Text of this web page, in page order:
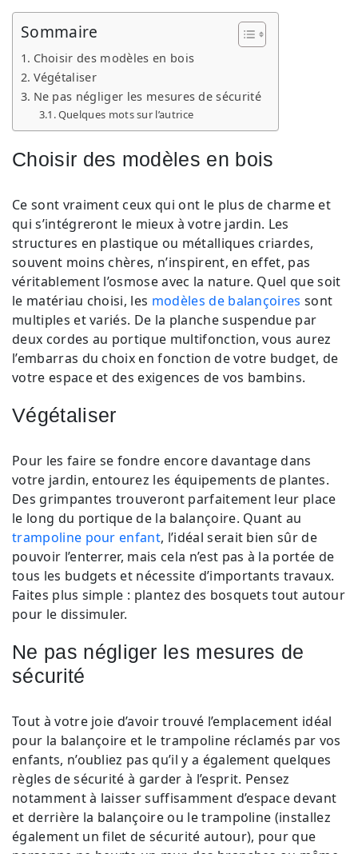
Sommaire
Choisir des modèles en bois
Végétaliser
Ne pas négliger les mesures de sécurité
Quelques mots sur l’autrice
Choisir des modèles en bois
Ce sont vraiment ceux qui ont le plus de charme et
qui s’intégreront le mieux à votre jardin. Les
structures en plastique ou métalliques criardes,
souvent moins chères, n’inspirent, en effet, pas
véritablement l’osmose avec la nature. Quel que soit
le matériau choisi, les modèles de balançoires sont
multiples et variés. De la planche suspendue par
deux cordes au portique multifonction, vous aurez
l’embarras du choix en fonction de votre budget, de
votre espace et des exigences de vos bambins.
Végétaliser
Pour les faire se fondre encore davantage dans
votre jardin, entourez les équipements de plantes.
Des grimpantes trouveront parfaitement leur place
le long du portique de la balançoire. Quant au
trampoline pour enfant, l’idéal serait bien sûr de
pouvoir l’enterrer, mais cela n’est pas à la portée de
tous les budgets et nécessite d’importants travaux.
Faites plus simple : plantez des bosquets tout autour
pour le dissimuler.
Ne pas négliger les mesures de
sécurité
Tout à votre joie d’avoir trouvé l’emplacement idéal
pour la balançoire et le trampoline réclamés par vos
enfants, n’oubliez pas qu’il y a également quelques
règles de sécurité à garder à l’esprit. Pensez
notamment à laisser suffisamment d’espace devant
et derrière la balançoire ou le trampoline (installez
également un filet de sécurité autour), pour que